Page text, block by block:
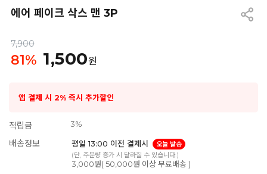
에어 페이크 삭스 맨 3P
7,900
81% 1,500원
앱 결제 시 2% 즉시 추가할인
적립금 3%
배송정보 평일 13:00 이전 결제시
오늘 발송
(단, 주문량 증가 시 달라질 수 있습니다.)
3,000원( 50,000원 이상 무료배송 )